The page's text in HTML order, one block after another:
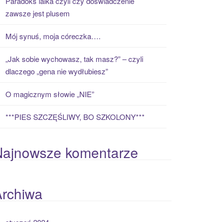
zawsze jest plusem
Mój synuś, moja córeczka….
„Jak sobie wychowasz, tak masz?” – czyli
dlaczego „gena nie wydłubiesz”
O magicznym słowie „NIE”
***PIES SZCZĘŚLIWY, BO SZKOLONY***
komentarze